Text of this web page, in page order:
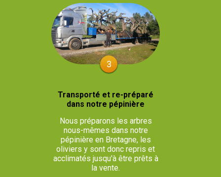
3
Transporté et re-préparé
dans notre pépinière
Nous préparons les arbres
nous-mêmes dans notre
pépinière en Bretagne, les
oliviers y sont donc repris et
acclimatés jusqu'à être prêts à
la vente.